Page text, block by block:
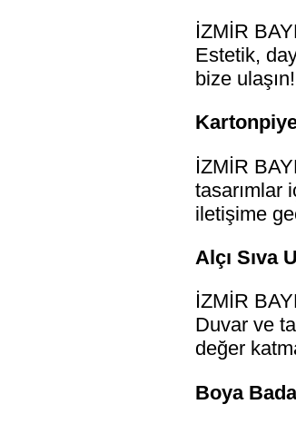
İZMİR
Estetik,
bize ulaşın!
İZMİR
tasarımlar
iletişime
Alçı Sıva
İZMİR
Duvar ve
değer
Boya